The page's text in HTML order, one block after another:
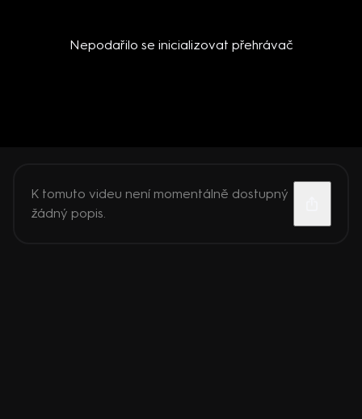
Nepodařilo se inicializovat přehrávač
K tomuto videu není momentálně dostupný
žádný popis.